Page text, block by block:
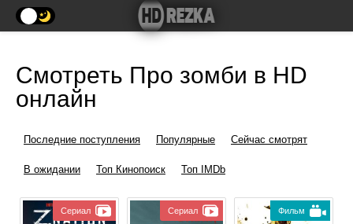
Смотреть Про зомби в HD
онлайн
Последние поступления Популярные Сейчас смотрят
В ожидании Топ Кинопоиск Топ IMDb
Сериал Сериал Фильм